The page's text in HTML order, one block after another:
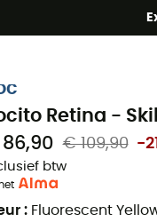
Retina -
€ 109,90 -
btw
: Fluorescent